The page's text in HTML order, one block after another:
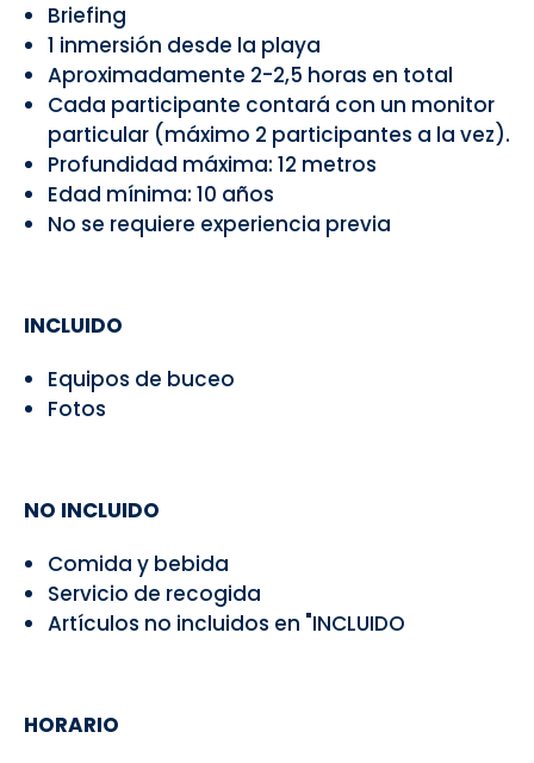
Briefing
1 inmersión desde la playa
Aproximadamente 2-2,5 horas en total
Cada participante contará con un monitor
particular (máximo 2 participantes a la vez).
Profundidad máxima: 12 metros
Edad mínima: 10 años
No se requiere experiencia previa
INCLUIDO
Equipos de buceo
Fotos
NO INCLUIDO
Comida y bebida
Servicio de recogida
Artículos no incluidos en "INCLUIDO
HORARIO